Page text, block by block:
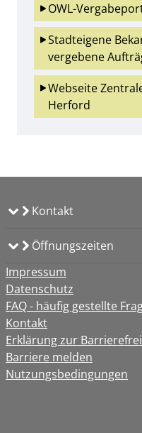
OWL-
Stadteigene
vergebene
Webseite
Herford
Kontakt
Öffnungszeiten
Impressum
Datenschutz
FAQ - häufig gestellte
Kontakt
Erklärung zur
Barriere melden
Nutzungsbedingungen